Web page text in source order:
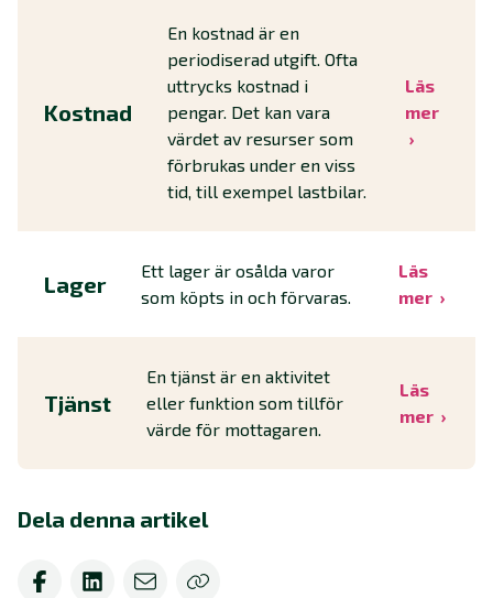
Kostnad
En kostnad är en
periodiserad utgift. Ofta
uttrycks kostnad i
pengar. Det kan vara
värdet av resurser som
förbrukas under en viss
tid, till exempel lastbilar.
Läs
mer
Lager
Ett lager är osålda varor
som köpts in och förvaras.
Läs
mer
Tjänst
En tjänst är en aktivitet
eller funktion som tillför
värde för mottagaren.
Läs
mer
Dela denna artikel